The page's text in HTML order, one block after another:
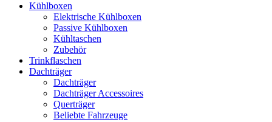
Kühlboxen
Elektrische Kühlboxen
Passive Kühlboxen
Kühltaschen
Zubehör
Trinkflaschen
Dachträger
Dachträger
Dachträger Accessoires
Querträger
Beliebte Fahrzeuge